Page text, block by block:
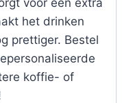
het drinken
prettiger. Bestel
koffie- of